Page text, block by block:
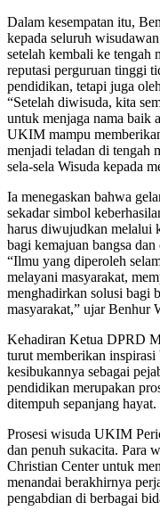
Dalam kesempatan itu,
kepada seluruh
setelah kembali ke tengah
reputasi perguruan tinggi
pendidikan, tetapi juga
“Setelah diwisuda, kita
untuk menjaga nama baik
UKIM mampu
menjadi teladan di tengah
sela-sela Wisuda kepada
Ia menegaskan bahwa
sekadar simbol
harus diwujudkan melalui
bagi kemajuan bangsa dan
“Ilmu yang diperoleh
melayani masyarakat,
menghadirkan solusi bagi
masyarakat,” ujar Benhur
Kehadiran Ketua DPRD
turut memberikan
kesibukannya sebagai
pendidikan merupakan
ditempuh sepanjang hayat.
Prosesi wisuda UKIM
dan penuh sukacita. Para
Christian Center untuk
menandai berakhirnya
pengabdian di berbagai